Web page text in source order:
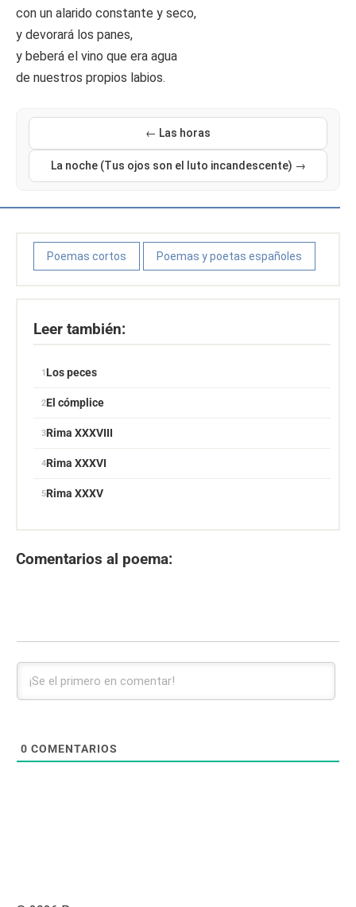
con un alarido constante y seco,
y devorará los panes,
y beberá el vino que era agua
de nuestros propios labios.
← Las horas
La noche (Tus ojos son el luto incandescente) →
Poemas cortos Poemas y poetas españoles
Leer también:
Los peces
El cómplice
Rima XXXVIII
Rima XXXVI
Rima XXXV
Comentarios al poema:
0 COMENTARIOS